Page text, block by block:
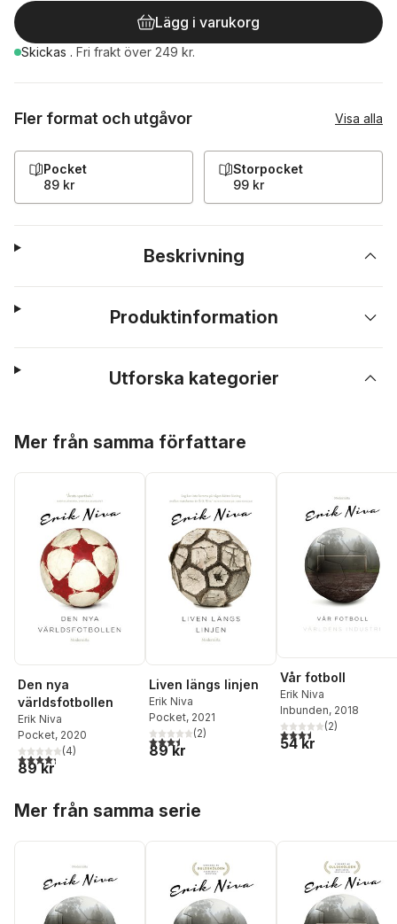
Lägg i varukorg
Skickas . Fri frakt över 249 kr.
Fler format och utgåvor Visa alla
Pocket
89 kr
Storpocket
99 kr
Beskrivning
Produktinformation
Utforska kategorier
Mer från samma författare
Den nya
världsfotbollen
Erik Niva
Pocket, 2020
4,3utav 5 stjärnor. Totalt antal röster:
(4)
89 kr
Liven längs linjen
Erik Niva
Pocket, 2021
3,5utav 5 stjärnor. Totalt antal röster:
(2)
89 kr
Vår fotboll
Erik Niva
Inbunden, 2018
3,5utav 5 stjärnor.
(2)
54 kr
Mer från samma serie